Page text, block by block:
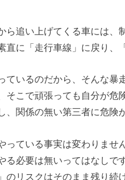
ら追い上げてくる車には
に「走行車線」に戻り、
ているのだから、そんな
そこで頑張っても自分が危
関係の無い第三者に危険
っている事実は変わりませ
る必要は無いってはなしで
リスクはそのまま残り続